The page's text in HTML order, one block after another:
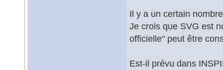
Il y a un certain
Je crois que SVG est
officielle" peut être
Est-il prévu dans